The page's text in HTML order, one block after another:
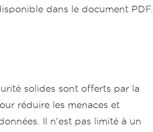
dans le document PDF.
solides sont offerts par la
réduire les menaces et
Il n'est pas limité à un